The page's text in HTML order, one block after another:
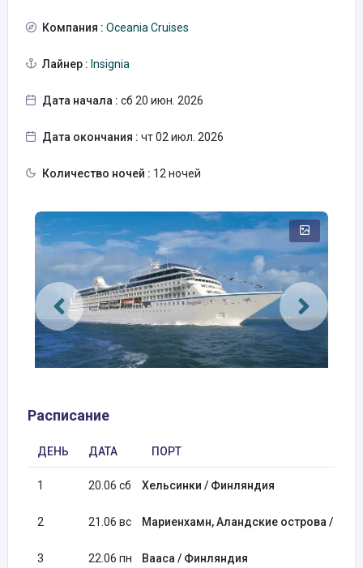
Компания : Oceania Cruises
Лайнер : Insignia
Дата начала : сб 20 июн. 2026
Дата окончания : чт 02 июл. 2026
Количество ночей : 12 ночей
Расписание
ДЕНЬ ДАТА ПОРТ
1 20.06 сб Хельсинки / Финляндия
2 21.06 вс Мариенхамн, Аландские острова /
3 22.06 пн Вааса / Финляндия